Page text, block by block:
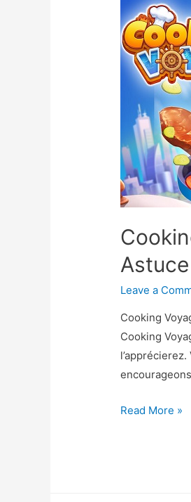
Gratuit
Leave a
Cooking
Cooking
Cooking
Read More »